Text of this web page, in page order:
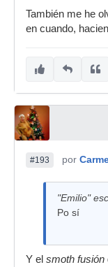
También me he
en cuando,
#193 por
"Emilio"
Po sí
Y el smoth fusión